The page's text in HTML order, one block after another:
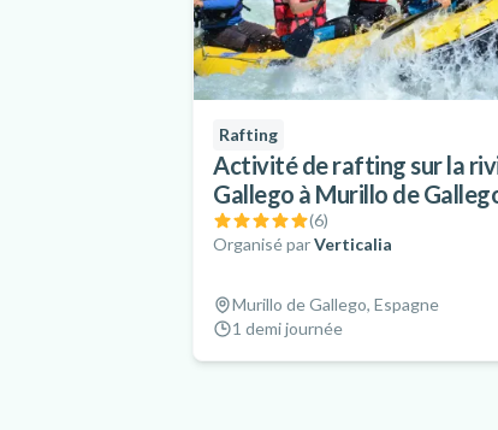
Rafting
Activité de rafting sur la
Gallego à Murillo de
(6)
Organisé parVerticalia
Murillo de Gallego, Espagne
1 demi journée